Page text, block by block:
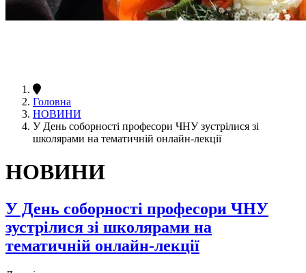
Головна
НОВИНИ
У День соборності професори ЧНУ зустрілися зі
школярами на тематичній онлайн-лекції
НОВИНИ
У День соборності професори ЧНУ
зустрілися зі школярами на
тематичній онлайн-лекції